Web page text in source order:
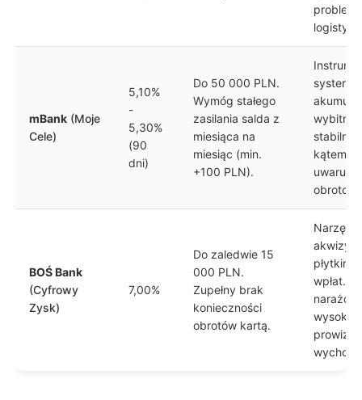
mBank (Moje
Cele)
5,10%
-
5,30%
(90
dni)
Do 50 000 PLN.
Wymóg stałego
zasilania salda z
miesiąca na
miesiąc (min.
+100 PLN).
wybitnie
stabilny
kątem
BOŚ Bank
(Cyfrowy
Zysk)
7,00%
Do zaledwie 15
000 PLN.
Zupełny brak
konieczności
obrotów kartą.
płytkim
wpłat.
wysokie
prowizje